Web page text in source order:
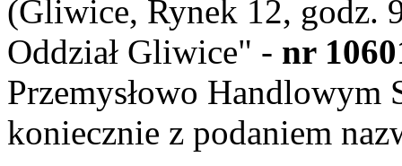
(Gliwice, Rynek 12, godz.
Oddział Gliwice" - nr
Przemysłowo
koniecznie z podaniem